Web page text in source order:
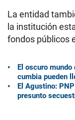
La entidad
la institución
fondos públicos
El oscuro
cumbia pueden
El Agustino:
presunto